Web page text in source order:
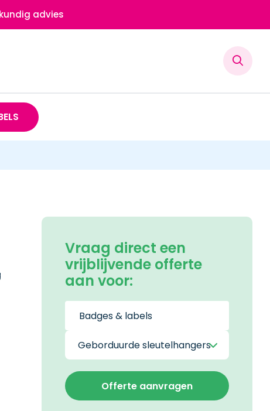
advies
Vraag direct een
vrijblijvende offerte
aan voor: